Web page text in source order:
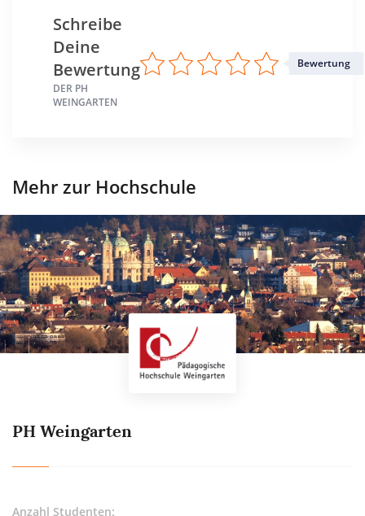
Schreibe
Deine
Bewertung
DER PH
WEINGARTEN
Bewertung
Mehr zur Hochschule
PH Weingarten
Anzahl Studenten: